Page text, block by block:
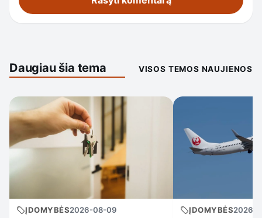
Daugiau šia tema VISOS TEMOS NAUJIENOS
ĮDOMYBĖS2026-08-09 ĮDOMYBĖS2026-